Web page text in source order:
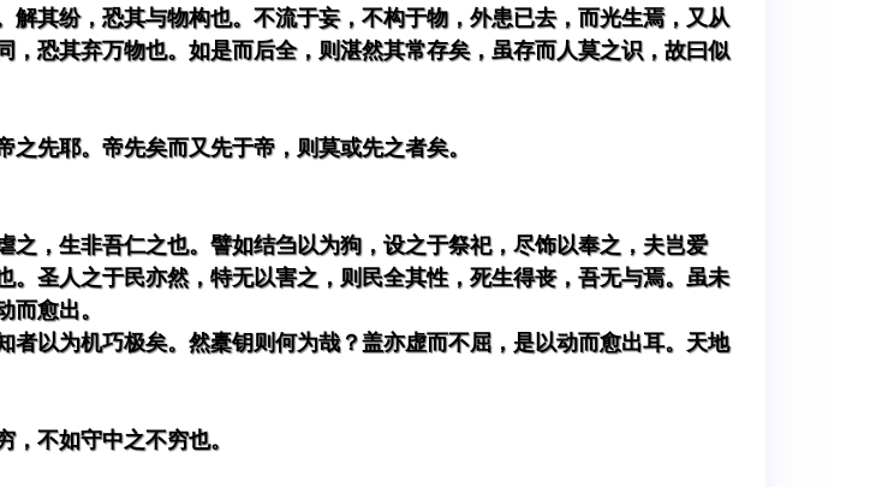
其纷，恐其与物构也。不流于妄，不构于物，外患已去，而光生焉，又从
恐其弃万物也。如是而后全，则湛然其常存矣，虽存而人莫之识，故曰似
先耶。帝先矣而又先于帝，则莫或先之者矣。
，生非吾仁之也。譬如结刍以为狗，设之于祭祀，尽饰以奉之，夫岂爱
圣人之于民亦然，特无以害之，则民全其性，死生得丧，吾无与焉。虽未
愈出。
以为机巧极矣。然橐钥则何为哉？盖亦虚而不屈，是以动而愈出耳。天地
不如守中之不穷也。